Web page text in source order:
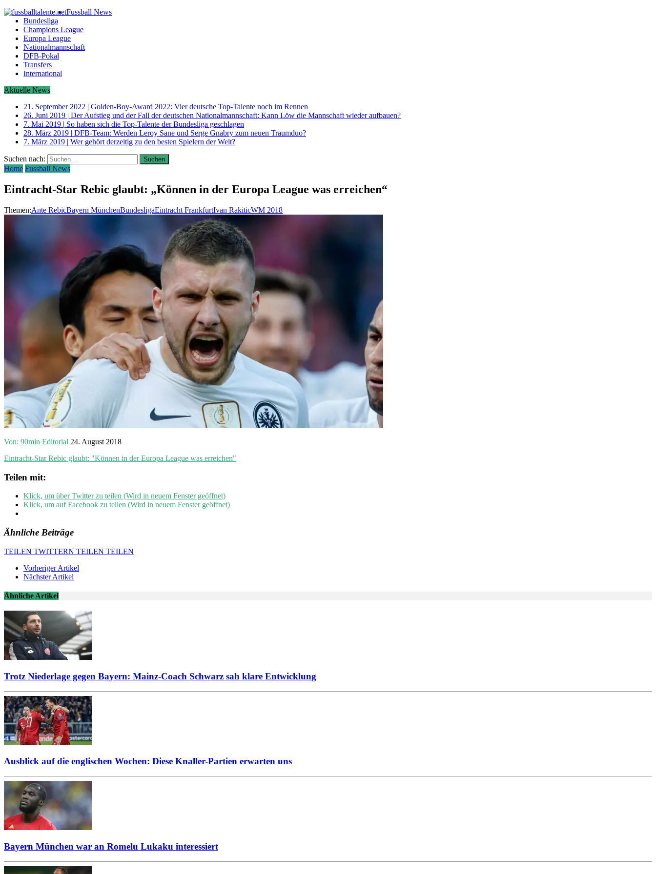
Fussball News
Bundesliga
Champions League
Europa League
Nationalmannschaft
DFB-Pokal
Transfers
International
Aktuelle News
21. September 2022 | Golden-Boy-Award 2022: Vier deutsche Top-Talente noch im Rennen
26. Juni 2019 | Der Aufstieg und der Fall der deutschen Nationalmannschaft: Kann Löw die Mannschaft wieder aufbauen?
7. Mai 2019 | So haben sich die Top-Talente der Bundesliga geschlagen
28. März 2019 | DFB-Team: Werden Leroy Sane und Serge Gnabry zum neuen Traumduo?
7. März 2019 | Wer gehört derzeitig zu den besten Spielern der Welt?
Suchen nach:
Home Fussball News
Eintracht-Star Rebic glaubt: „Können in der Europa League was erreichen“
Themen:Ante RebicBayern MünchenBundesligaEintracht FrankfurtIvan RakiticWM 2018
Von: 90min Editorial 24. August 2018
Eintracht-Star Rebic glaubt: "Können in der Europa League was erreichen"
Teilen mit:
Klick, um über Twitter zu teilen (Wird in neuem Fenster geöffnet)
Klick, um auf Facebook zu teilen (Wird in neuem Fenster geöffnet)
Ähnliche Beiträge
TEILEN TWITTERN TEILEN TEILEN
Vorheriger Artikel
Nächster Artikel
Ähnliche Artikel
Trotz Niederlage gegen Bayern: Mainz-Coach Schwarz sah klare Entwicklung
Ausblick auf die englischen Wochen: Diese Knaller-Partien erwarten uns
Bayern München war an Romelu Lukaku interessiert